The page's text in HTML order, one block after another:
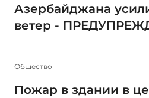
Азербайджана
ветер -
Общество
Пожар в здании в